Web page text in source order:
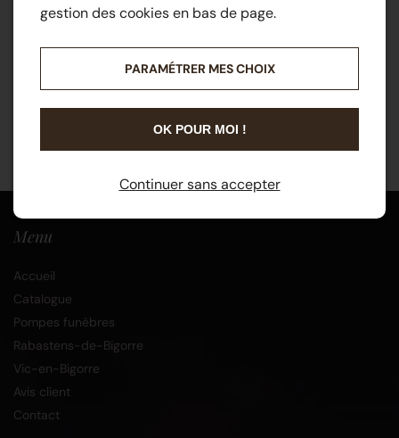
Menu
Accueil
Catalogue
Pompes funèbres
Rabastens-de-Bigorre
Vic-en-Bigorre
Avis client
Contact
gestion des cookies en bas de page.
PARAMÉTRER MES CHOIX
OK POUR MOI !
Continuer sans accepter